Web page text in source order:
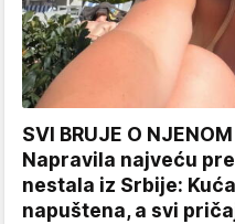
SVI BRUJE O
Napravila najveću
nestala iz Srbije:
napuštena, a svi